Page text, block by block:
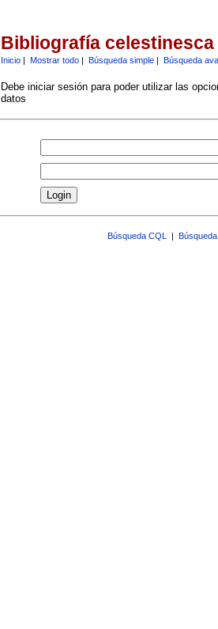
Bibliografía celestinesca
Inicio| Mostrar todo| Búsqueda simple| Búsqueda
Debe iniciar sesión para poder utilizar las
datos
Búsqueda CQL |